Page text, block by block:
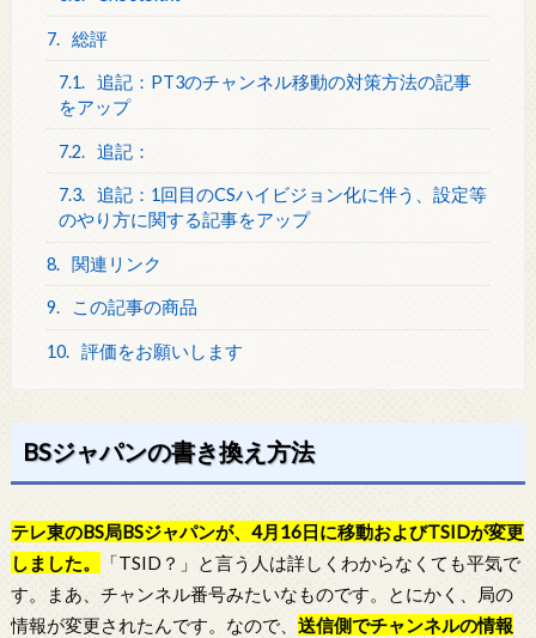
7. 総評
7.1. 追記：PT3のチャンネル移動の対策方法の記事
をアップ
7.2. 追記：
7.3. 追記：1回目のCSハイビジョン化に伴う、設定等
のやり方に関する記事をアップ
8. 関連リンク
9. この記事の商品
10. 評価をお願いします
BSジャパンの書き換え方法
テレ東のBS局BSジャパンが、4月16日に移動およびTSIDが変更
しました。
「TSID？」と言う人は詳しくわからなくても平気で
す。まあ、チャンネル番号みたいなものです。とにかく、局の
情報が変更されたんです。なので、 送信側でチャンネルの情報